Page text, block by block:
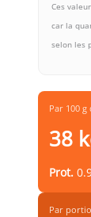
Ces
car la
selon les
Par 100
38
Prot.
Par